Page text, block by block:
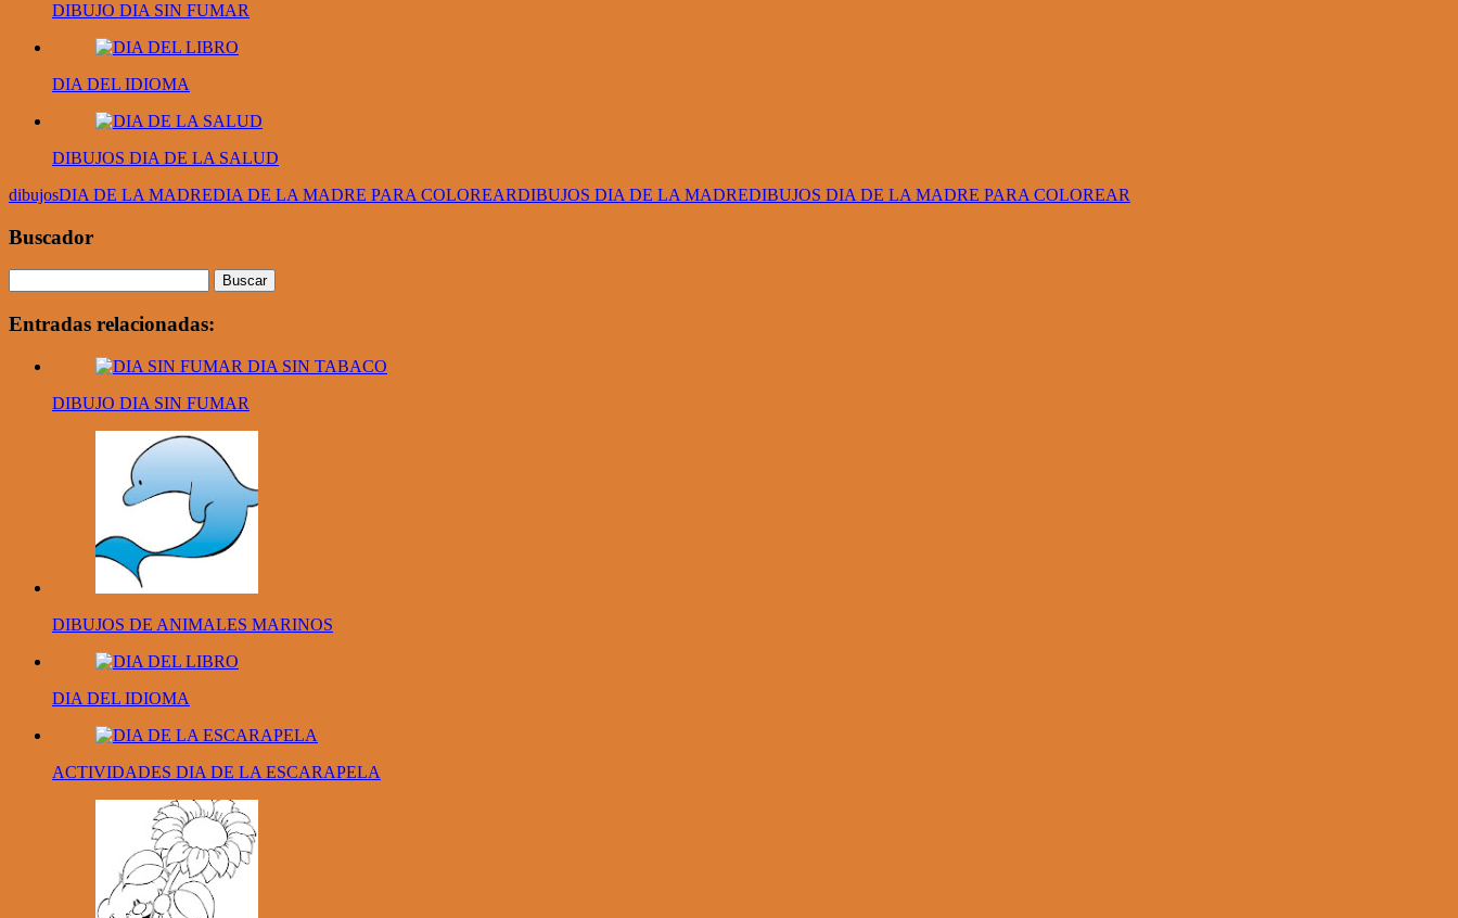
DIBUJO DIA SIN FUMAR
DIA DEL IDIOMA
DIBUJOS DIA DE LA SALUD
dibujosDIA DE LA MADREDIA DE LA MADRE PARA COLOREARDIBUJOS DIA DE LA MADREDIBUJOS DIA DE LA MADRE PARA COLOREAR
Buscador
Entradas relacionadas:
DIBUJO DIA SIN FUMAR
DIBUJOS DE ANIMALES MARINOS
DIA DEL IDIOMA
ACTIVIDADES DIA DE LA ESCARAPELA